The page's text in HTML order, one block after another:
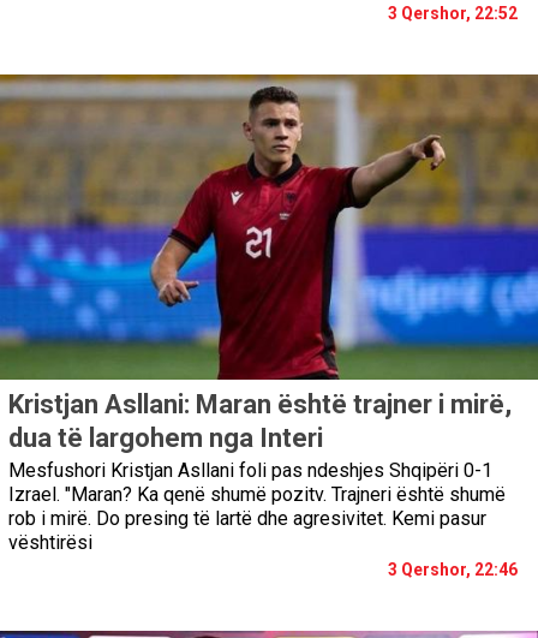
3 Qershor, 22:52
Kristjan Asllani: Maran është trajner i mirë,
dua të largohem nga Interi
Mesfushori Kristjan Asllani foli pas ndeshjes Shqipëri 0-1
Izrael. "Maran? Ka qenë shumë pozitv. Trajneri është shumë
rob i mirë. Do presing të lartë dhe agresivitet. Kemi pasur
vështirësi
3 Qershor, 22:46